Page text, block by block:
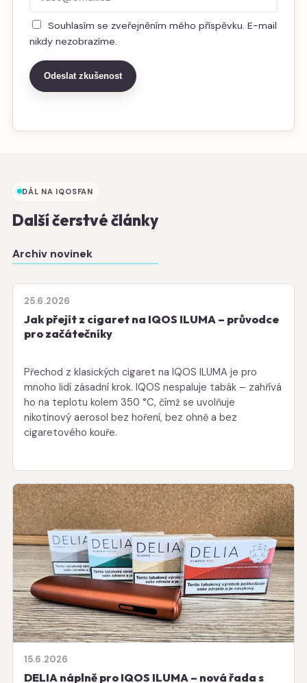
Souhlasím se zveřejněním mého příspěvku. E-mail
nikdy nezobrazíme.
Odeslat zkušenost
DÁL NA IQOSFAN
Další čerstvé články
Archiv novinek
25.6.2026
Jak přejít z cigaret na IQOS ILUMA – průvodce
pro začátečníky
Přechod z klasických cigaret na IQOS ILUMA je pro
mnoho lidí zásadní krok. IQOS nespaluje tabák – zahřívá
ho na teplotu kolem 350 °C, čímž se uvolňuje
nikotinový aerosol bez hoření, bez ohně a bez
cigaretového kouře.
15.6.2026
DELIA náplně pro IQOS ILUMA – nová řada s